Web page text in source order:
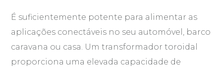
É suficientemente potente para alimentar as
aplicações conectáveis no seu automóvel, barco
caravana ou casa. Um transformador toroidal
proporciona uma elevada capacidade de